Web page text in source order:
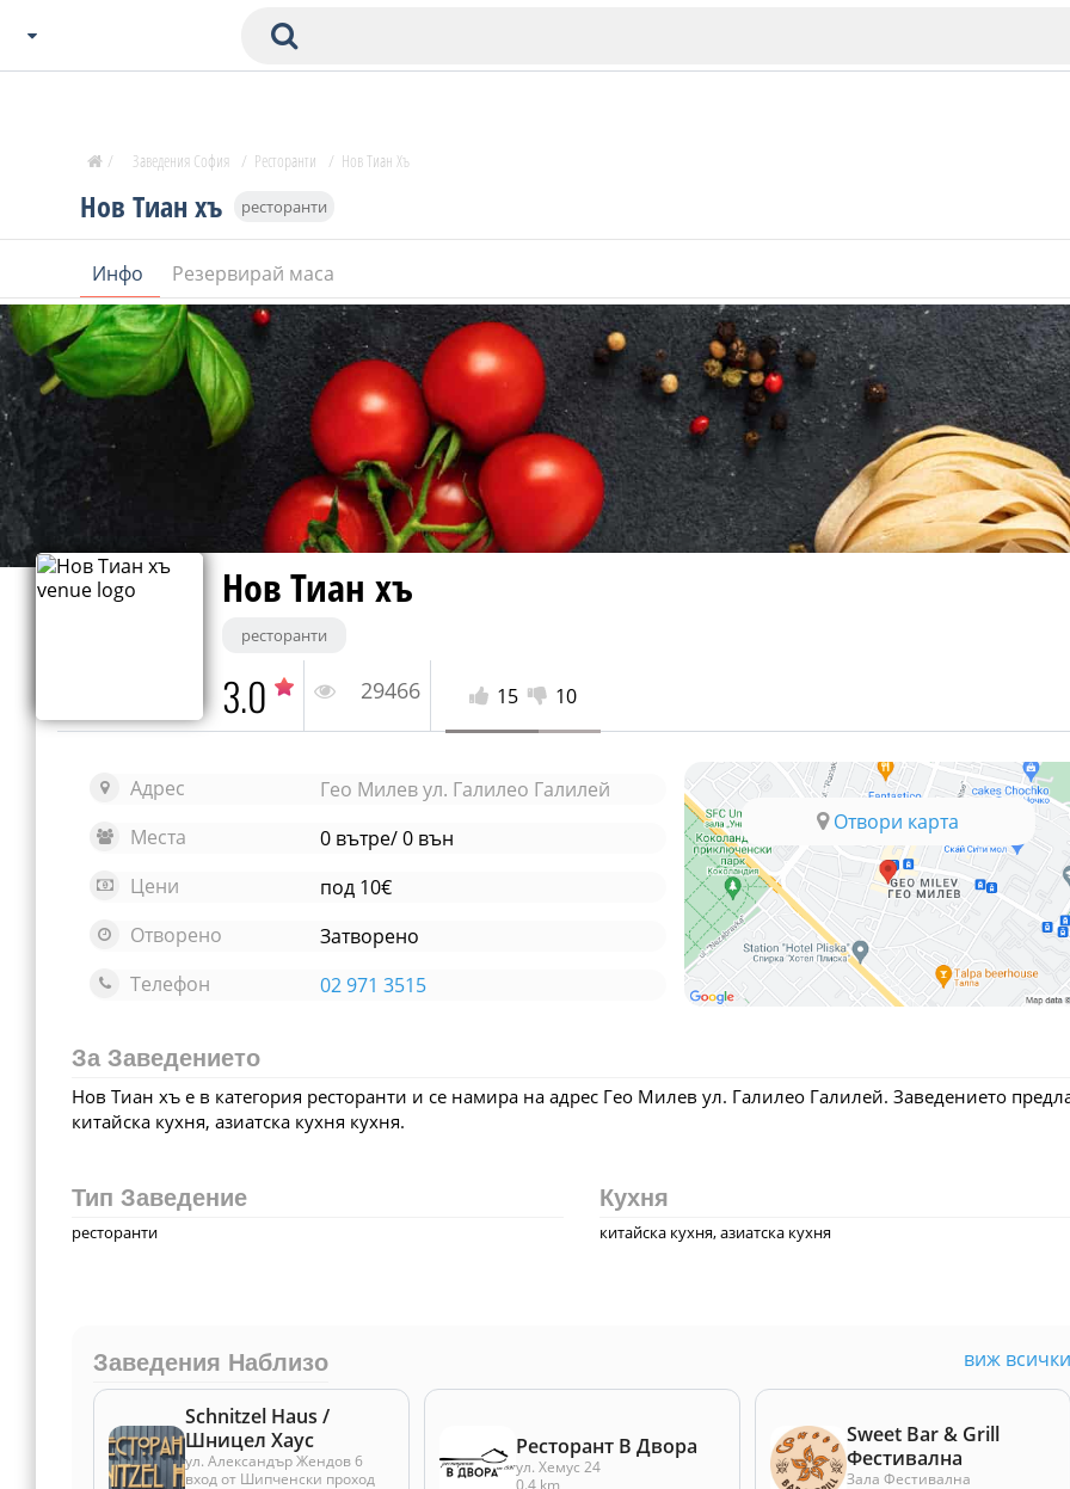
Пловдив
Бургас
В. Търново
Банско
Всички останали
СОФИЯ
Пловдив
В. Търново
Банско
Нов Тиан хъ ресторанти
Инфо Резервирай маса
/ Заведения София / Ресторанти / Нов Тиан Хъ
Нов Тиан хъ
ресторанти
3.0 29466 15 10
Адрес
Гео Милев ул. Галилео Галилей
Места
0 вътре/ 0 вън
Цени
под 10€
Отворено
Затворено
Телефон
02 971 3515
Отвори карта
За Заведението
Нов Тиан хъ е в категория ресторанти и се намира на адрес Гео Милев ул. Галилео Галилей. Заведението
китайска кухня, азиатска кухня кухня.
Тип Заведение
ресторанти
Кухня
китайска кухня, азиатска кухня
Заведения Наблизо виж всички
Schnitzel Haus /
Шницел Хаус
ул. Александър Жендов 6
вход от Шипченски проход
Ресторант В Двора
ул. Хемус 24
Sweet Bar & Grill
Фестивална
Зала Фестивална